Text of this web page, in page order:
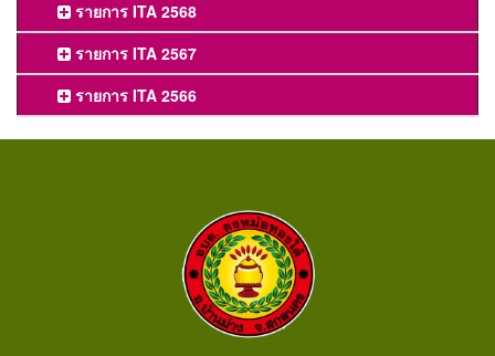
รายการ ITA 2568
รายการ ITA 2567
รายการ ITA 2566